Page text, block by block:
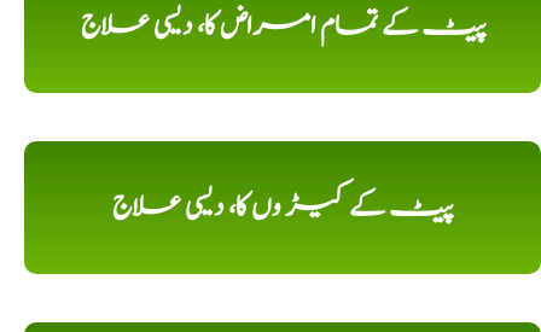
پیٹ کے تمام امراض کا، دیسی علاج
پیٹ کے کیڑ وں کا، دیسی علاج